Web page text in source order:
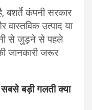
बशर्ते कंपनी सरकार
वास्तविक उत्पाद या
से जुड़ने से पहले
जानकारी जरूर
सबसे बड़ी गलती क्या